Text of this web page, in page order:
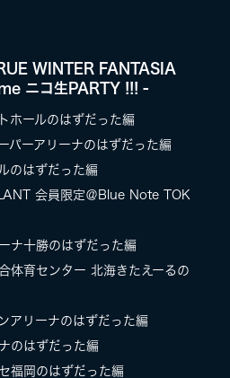
WINTER FANTASIA
ニコ生PARTY !!! -
ホールのはずだった編
パーアリーナのはずだった編
のはずだった編
会員限定＠Blue Note TOK
ナ十勝のはずだった編
体育センター 北海きたえーるの
アリーナのはずだった編
のはずだった編
福岡のはずだった編